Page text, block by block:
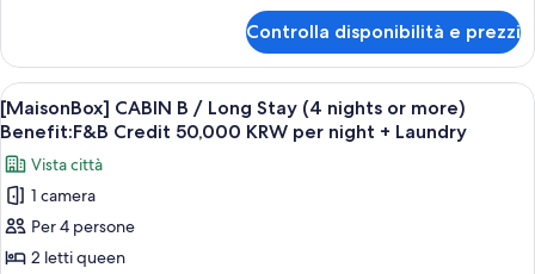
nights
or
more)
Benefit:
F&B
Credit
50,000
KRW
per
CABIN
/
Long
nights
or
more)
Benefit:
F&B
Controlla disponibilità e prezzi
Apri
tutte
le
foto
per
[MaisonBox]
CABIN
Un tavolo rotondo con due piatti di
8
[MaisonBox] CABIN B / Long Stay (4 nights or more)
Benefit:F&B Credit 50,000 KRW per night + Laundry
Vista città
1 camera
Per 4 persone
2 letti queen